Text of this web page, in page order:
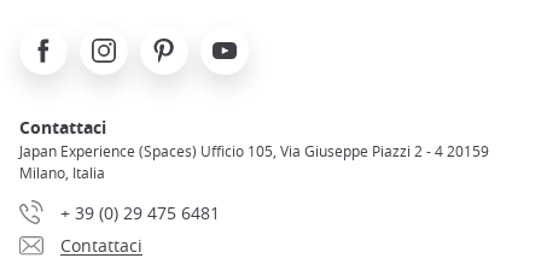
FacebookInstagramPinterest Youtube
Contattaci
Japan Experience (Spaces) Ufficio 105, Via Giuseppe Piazzi 2 - 4 20159
Milano, Italia
+ 39 (0) 29 475 6481
Contattaci